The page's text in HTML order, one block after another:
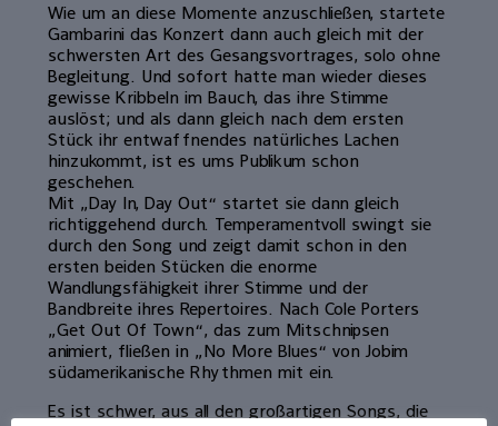
Wie um an diese Momente anzuschließen, startete
Gambarini das Konzert dann auch gleich mit der
schwersten Art des Gesangsvortrages, solo ohne
Begleitung. Und sofort hatte man wieder dieses
gewisse Kribbeln im Bauch, das ihre Stimme
auslöst; und als dann gleich nach dem ersten
Stück ihr entwaffnendes natürliches Lachen
hinzukommt, ist es ums Publikum schon
geschehen.
Mit „Day In, Day Out“ startet sie dann gleich
richtiggehend durch. Temperamentvoll swingt sie
durch den Song und zeigt damit schon in den
ersten beiden Stücken die enorme
Wandlungsfähigkeit ihrer Stimme und der
Bandbreite ihres Repertoires. Nach Cole Porters
„Get Out Of Town“, das zum Mitschnipsen
animiert, fließen in „No More Blues“ von Jobim
südamerikanische Rhythmen mit ein.
Es ist schwer, aus all den großartigen Songs, die